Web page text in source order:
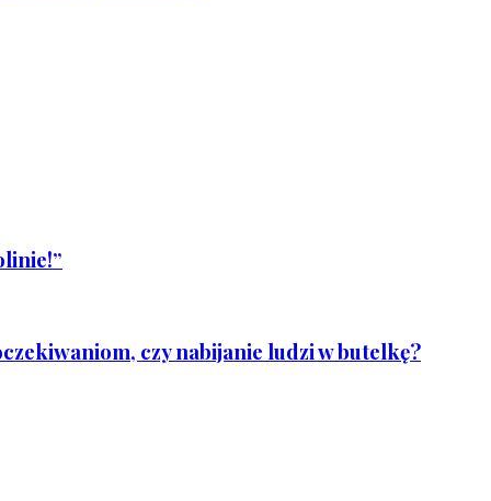
czy nabijanie ludzi w butelkę?